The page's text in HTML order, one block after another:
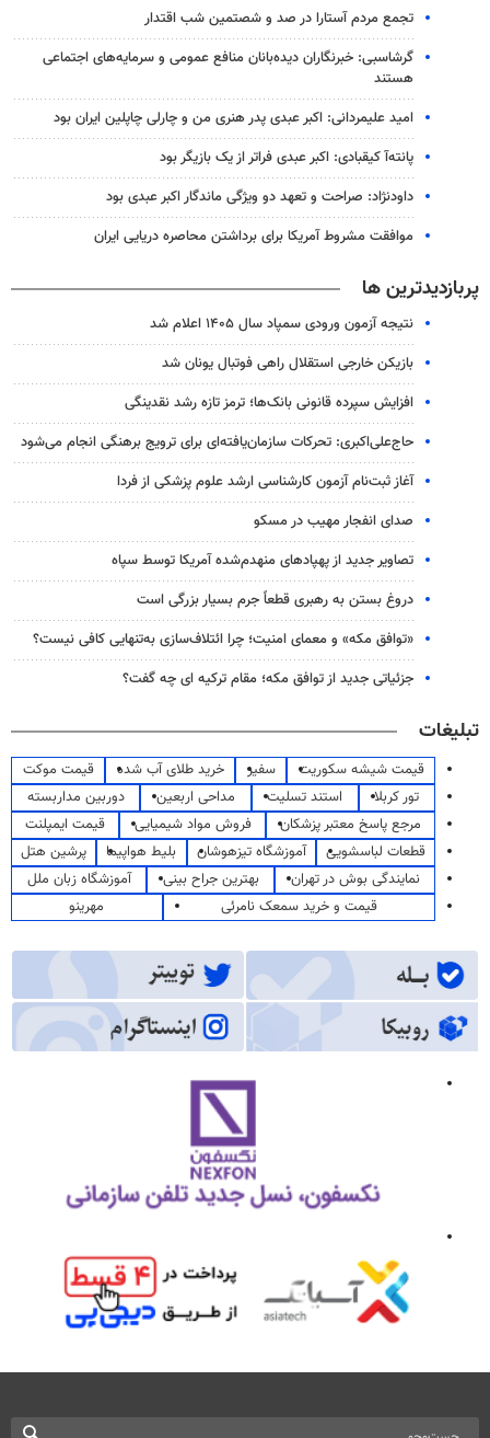
تجمع مردم آستارا در صد و شصتمین شب اقتدار
گرشاسبی: خبرنگاران دیده‌بانان منافع عمومی و سرمایه‌های اجتماعی
هستند
امید علیمردانی: اکبر عبدی پدر هنری من و چارلی چاپلین ایران بود
پانته‌آ کیقبادی: اکبر عبدی فراتر از یک بازیگر بود
داودنژاد: صراحت و تعهد دو ویژگی ماندگار اکبر عبدی بود
موافقت مشروط آمریکا برای برداشتن محاصره دریایی ایران
پربازدیدترین ها
نتیجه آزمون ورودی سمپاد سال ۱۴۰۵ اعلام شد
بازیکن خارجی استقلال راهی فوتبال یونان شد
افزایش سپرده قانونی بانک‌ها؛ ترمز تازه رشد نقدینگی
حاج‌علی‌اکبری: تحرکات سازمان‌یافته‌ای برای ترویج برهنگی انجام می‌شود
آغاز ثبت‌نام‌ آزمون کارشناسی ارشد علوم پزشکی از فردا
صدای انفجار مهیب در مسکو
تصاویر جدید از پهپادهای منهدم‌شده آمریکا توسط سپاه
دروغ بستن به رهبری قطعاً جرم بسیار بزرگی است
«توافق مکه» و معمای امنیت؛ چرا ائتلاف‌سازی به‌تنهایی کافی نیست؟
جزئیاتی جدید از توافق مکه؛ مقام ترکیه ای چه گفت؟
تبلیغات
قیمت شیشه سکوریت سفیر خرید طلای آب شده
قیمت موکت
تور کربلا
استند تسلیت مداحی اربعین
دوربین مداربسته
مرجع پاسخ معتبر پزشکان
فروش مواد شیمیایی
قیمت ایمپلنت
قطعات لباسشویی
آموزشگاه تیزهوشان بلیط هواپیما
پرشین هتل
نمایندگی بوش در تهران
بهترین جراح بینی
آموزشگاه زبان ملل
قیمت و خرید سمعک نامرئی
مهرینو